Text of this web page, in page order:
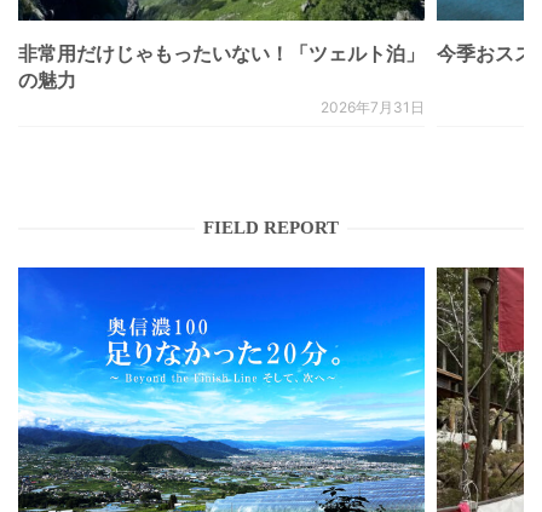
非常用だけじゃもったいない！「ツェルト泊」
の魅力
2026年7月31日
今季おスス
FIELD REPORT